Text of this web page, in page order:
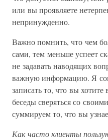
или вы проявляете
непринужденно.
Важно помнить, что чем
сами, тем меньше успеет
не задавать наводящих
важную информацию. Я
записать то, что вы хотите
беседы сверяться со
суммируем то, что вы
Как часто клиенты